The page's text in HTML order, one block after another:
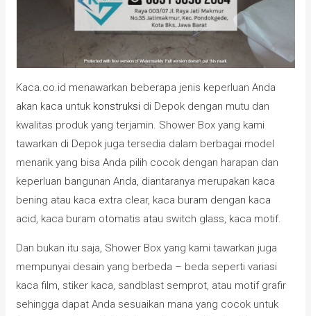
Kaca.co.id menawarkan beberapa jenis keperluan Anda
akan kaca untuk konstruksi di Depok dengan mutu dan
kwalitas produk yang terjamin. Shower Box yang kami
tawarkan di Depok juga tersedia dalam berbagai model
menarik yang bisa Anda pilih cocok dengan harapan dan
keperluan bangunan Anda, diantaranya merupakan kaca
bening atau kaca extra clear, kaca buram dengan kaca
acid, kaca buram otomatis atau switch glass, kaca motif.
Dan bukan itu saja, Shower Box yang kami tawarkan juga
mempunyai desain yang berbeda – beda seperti variasi
kaca film, stiker kaca, sandblast semprot, atau motif grafir
sehingga dapat Anda sesuaikan mana yang cocok untuk